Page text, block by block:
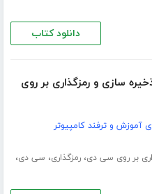
دانلود کتاب
سازی و رمزگذاری بر روی
آموزش و ترفند کامپیوتر
بر روی سی دی،رمزگذاری، سی دی،